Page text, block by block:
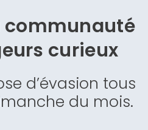
communauté
curieux
d’évasion tous
du mois.